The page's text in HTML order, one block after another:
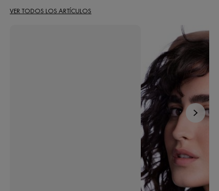
VER TODOS LOS ARTÍCULOS